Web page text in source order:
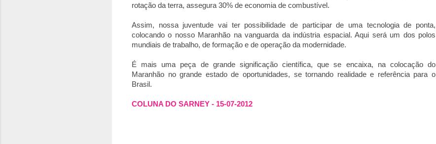
rotação da terra, assegura 30% de economia de combustível.
Assim, nossa juventude vai ter possibilidade de participar de uma tecnologia de ponta,
colocando o nosso Maranhão na vanguarda da indústria espacial. Aqui será um dos polos
mundiais de trabalho, de formação e de operação da modernidade.
É mais uma peça de grande significação científica, que se encaixa, na colocação do
Maranhão no grande estado de oportunidades, se tornando realidade e referência para o
Brasil.
COLUNA DO SARNEY - 15-07-2012